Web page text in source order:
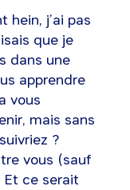
hein, j’ai pas
que je
dans une
apprendre
vous
mais sans
?
vous (sauf
Et ce serait